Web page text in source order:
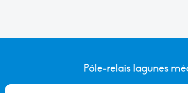
Pôle-relais lagunes